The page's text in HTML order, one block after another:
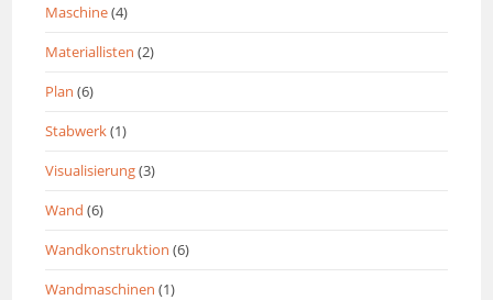
Maschine(4)
Materiallisten (2)
Plan (6)
Stabwerk(1)
Visualisierung(3)
Wand (6)
Wandkonstruktion (6)
Wandmaschinen (1)